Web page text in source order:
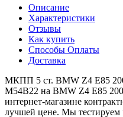
Описание
Характеристики
Отзывы
Как купить
Способы Оплаты
Доставка
МКПП 5 ст. BMW Z4 E85
M54B22 на BMW Z4 E85
интернет-магазине
лучшей цене. Мы тестируем